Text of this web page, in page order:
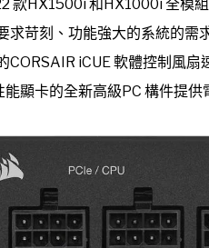
款HX1500i 和HX1000i 全模
求苛刻、功能強大的系統的
CORSAIR iCUE 軟體控制風
顯卡的全新高級PC 構件提供